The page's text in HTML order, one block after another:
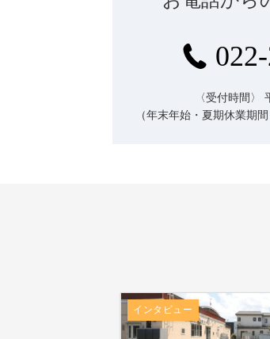
〈受付時間〉
（年末年始・夏期休業期
インタビュー